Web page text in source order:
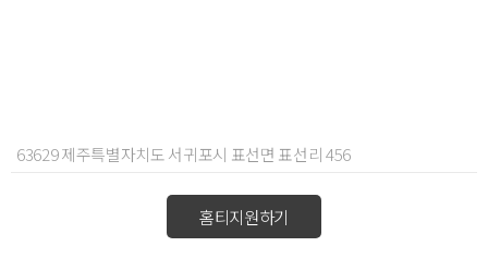
63629 제주특별자치도 서귀포시 표선면 표선리 456
홈티지원하기